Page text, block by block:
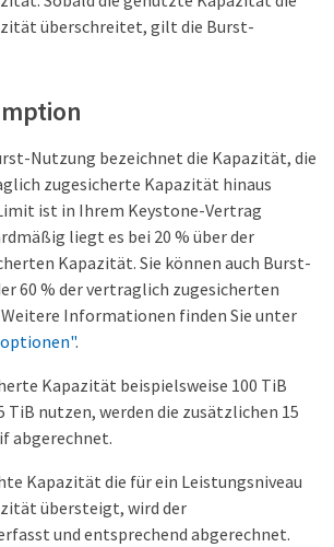
überschreitet, gilt die Burst-
Nutzung bezeichnet die Kapazität, die
zugesicherte Kapazität hinaus
ist in Ihrem Keystone-Vertrag
liegt es bei 20 % über der
Kapazität. Sie können auch Burst-
60 % der vertraglich zugesicherten
Informationen finden Sie unter
.
Kapazität beispielsweise 100 TiB
TiB nutzen, werden die zusätzlichen 15
abgerechnet.
Kapazität die für ein Leistungsniveau
übersteigt, wird der
und entsprechend abgerechnet.